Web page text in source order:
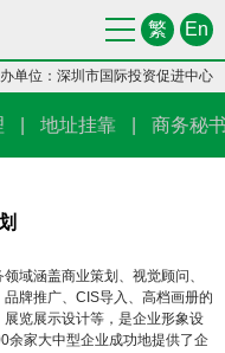
繁 En
单位：深圳市国际投资促进中心
地址挂靠 商务秘
域涵盖商业策划、视觉顾问、
牌推广、CIS导入、高档画册的
览展示设计等，是企业形象设
余家大中型企业成功地提供了企